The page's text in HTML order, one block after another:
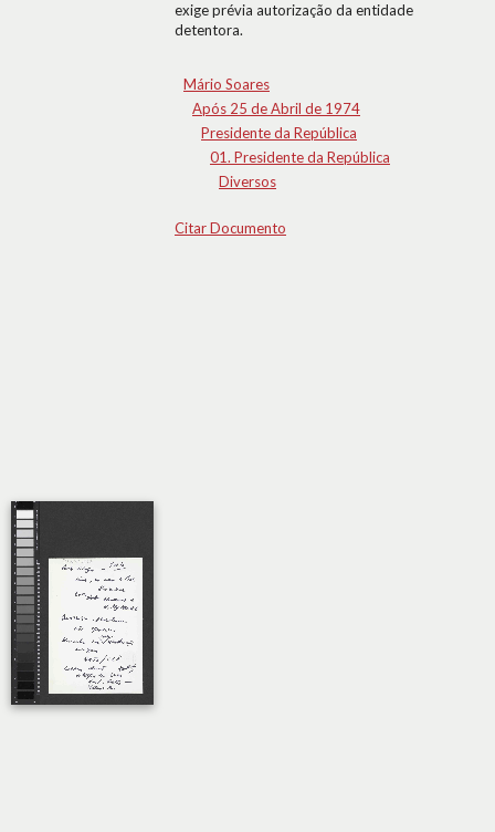
exige prévia autorização da entidade
detentora.
Mário Soares
Após 25 de Abril de 1974
Presidente da República
01. Presidente da República
Diversos
Citar Documento